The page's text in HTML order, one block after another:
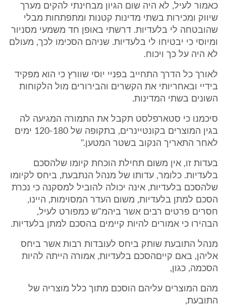
כאמור לעיל, לא היה שום הגיון מבחינתי להקים מערך
שיווק ומכירות בשתי מדינות קטנות ומתפתחות מבלי
שהובטחה לי בלעדיות. דרשתי באופן חד משמעי מסניור
ומיוסי כי יבטיחו לי בלעדיות. שניהם הסכימו לכך, מעולם
לא היה על כך ויכוח.
לאורך כל הדרך התחייב בפניי יוסי שוורץ כי הוא מפקיד
בידיי ובאחריותי את הקשרים והבירורים מול הלקוחות
השונים בשתי המדינות.
סיכמנו כי סטארפלסט תקבל את התמורה המגיעה לה
בגין המוצרים בקונטיינרים, בתקופה של 120-180 ימים
לאחר התאריך הנקוב בשטר המטען."
בעדות זו, אין משום תחילת הוכחת קיומו שלהסכם
בלעדיות. כלומר, עדותו של מנהל הנתבעת, ביחס לקיומו
שלהסכם בלעדיות, אינה יכולה להוביל למסקנה כי נכרת
הסכם למתן בלעדיות, משום העדר המסוימות, היינו,
חסרים פרטים רבים אשר ביהמ"ש כמפורט לעיל,
הבהירו כי אמורים להיות קיימים בהסכם למתן בלעדיות.
מנהל התובעת שותק ביחס לעובדות רבות אשר ביחס
אליהן, באם קייםהסכם בלעדיות, אמורה הייתה להיות
הסכמה, כגון,
מהם המוצרים עליהם הוסכם מתוך כלל מוצריה של
התובעת,